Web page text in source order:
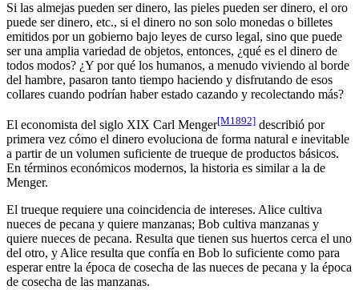
Si las almejas pueden ser dinero, las pieles pueden ser dinero, el oro
puede ser dinero, etc., si el dinero no son solo monedas o billetes
emitidos por un gobierno bajo leyes de curso legal, sino que puede
ser una amplia variedad de objetos, entonces, ¿qué es el dinero de
todos modos? ¿Y por qué los humanos, a menudo viviendo al borde
del hambre, pasaron tanto tiempo haciendo y disfrutando de esos
collares cuando podrían haber estado cazando y recolectando más?
El economista del siglo XIX Carl Menger[M1892] describió por
primera vez cómo el dinero evoluciona de forma natural e inevitable
a partir de un volumen suficiente de trueque de productos básicos.
En términos económicos modernos, la historia es similar a la de
Menger.
El trueque requiere una coincidencia de intereses. Alice cultiva
nueces de pecana y quiere manzanas; Bob cultiva manzanas y
quiere nueces de pecana. Resulta que tienen sus huertos cerca el uno
del otro, y Alice resulta que confía en Bob lo suficiente como para
esperar entre la época de cosecha de las nueces de pecana y la época
de cosecha de las manzanas.